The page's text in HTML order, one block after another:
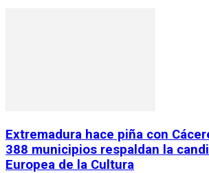
Extremadura hace piña con
388 municipios respaldan la
Europea de la Cultura